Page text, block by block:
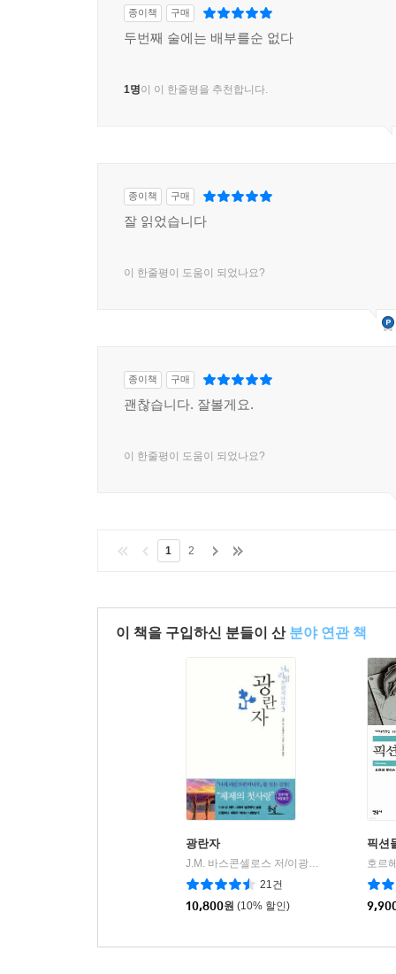
종이책 구매
두번째 술에는 배부를순 없다
1명이 이 한줄평을 추천합니다.
종이책 구매
잘 읽었습니다
이 한줄평이 도움이 되었나요?
종이책 구매
괜찮습니다. 잘볼게요.
이 한줄평이 도움이 되었나요?
1 2
이 책을 구입하신 분들이 산 분야 연관 책
광란자
J.M. 바스콘셀로스 저/이광윤 역
21건
10,800원 (10% 할인)
픽션